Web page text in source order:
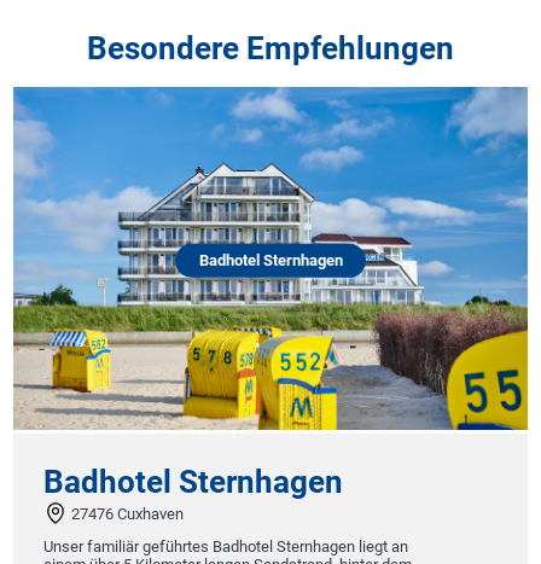
Besondere Empfehlungen
Badhotel Sternhagen
Badhotel Sternhagen
27476 Cuxhaven
Unser familiär geführtes Badhotel Sternhagen liegt an